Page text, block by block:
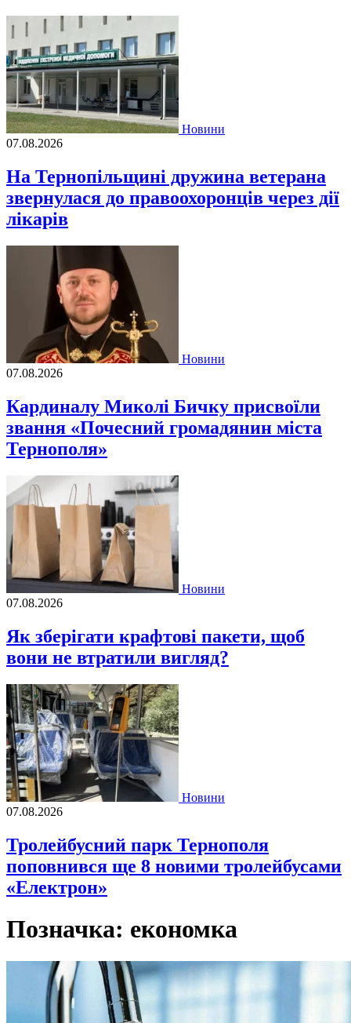
Новини
07.08.2026
На Тернопільщині дружина ветерана
звернулася до правоохоронців через дії
лікарів
Новини
07.08.2026
Кардиналу Миколі Бичку присвоїли
звання «Почесний громадянин міста
Тернополя»
Новини
07.08.2026
Як зберігати крафтові пакети, щоб
вони не втратили вигляд?
Новини
07.08.2026
Тролейбусний парк Тернополя
поповнився ще 8 новими тролейбусами
«Електрон»
Позначка: економка